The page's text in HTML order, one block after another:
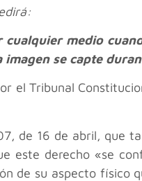
medio
se capte
el Tribunal
de 16 de abril, que
este derecho «se
de su aspecto físico